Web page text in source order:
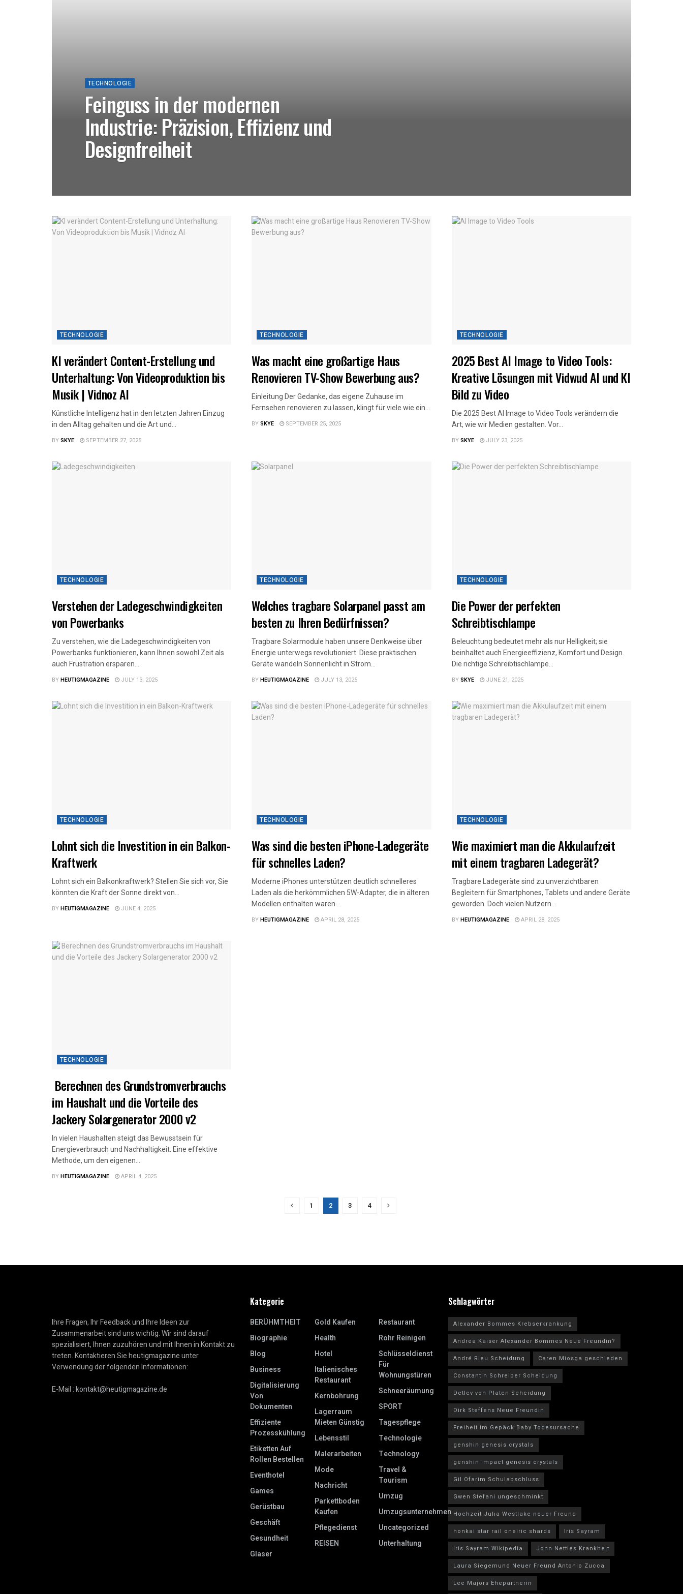
TECHNOLOGIE
Feinguss in der modernen
Industrie: Präzision, Effizienz und
Designfreiheit
TECHNOLOGIE
KI verändert Content-Erstellung und
Unterhaltung: Von Videoproduktion bis
Musik | Vidnoz AI
Künstliche Intelligenz hat in den letzten Jahren Einzug
in den Alltag gehalten und die Art und...
BYSKYE SEPTEMBER 27, 2025
TECHNOLOGIE
Was macht eine großartige Haus
Renovieren TV-Show Bewerbung aus?
Einleitung Der Gedanke, das eigene Zuhause im
Fernsehen renovieren zu lassen, klingt für viele wie ein...
BYSKYE SEPTEMBER 25, 2025
TECHNOLOGIE
2025 Best AI Image to Video Tools:
Kreative Lösungen mit Vidwud AI und KI
Bild zu Video
Die 2025 Best AI Image to Video Tools verändern die
Art, wie wir Medien gestalten. Vor...
BYSKYE JULY 23, 2025
TECHNOLOGIE
Verstehen der Ladegeschwindigkeiten
von Powerbanks
Zu verstehen, wie die Ladegeschwindigkeiten von
Powerbanks funktionieren, kann Ihnen sowohl Zeit als
auch Frustration ersparen....
BYHEUTIGMAGAZINE JULY 13, 2025
TECHNOLOGIE
Welches tragbare Solarpanel passt am
besten zu Ihren Bedürfnissen?
Tragbare Solarmodule haben unsere Denkweise über
Energie unterwegs revolutioniert. Diese praktischen
Geräte wandeln Sonnenlicht in Strom...
BYHEUTIGMAGAZINE JULY 13, 2025
TECHNOLOGIE
Die Power der perfekten
Schreibtischlampe
Beleuchtung bedeutet mehr als nur Helligkeit; sie
beinhaltet auch Energieeffizienz, Komfort und Design.
Die richtige Schreibtischlampe...
BYSKYE JUNE 21, 2025
TECHNOLOGIE
Lohnt sich die Investition in ein Balkon-
Kraftwerk
Lohnt sich ein Balkonkraftwerk? Stellen Sie sich vor, Sie
könnten die Kraft der Sonne direkt von...
BYHEUTIGMAGAZINE JUNE 4, 2025
TECHNOLOGIE
Was sind die besten iPhone-Ladegeräte
für schnelles Laden?
Moderne iPhones unterstützen deutlich schnelleres
Laden als die herkömmlichen 5W-Adapter, die in älteren
Modellen enthalten waren....
BYHEUTIGMAGAZINE APRIL 28, 2025
TECHNOLOGIE
Wie maximiert man die Akkulaufzeit
mit einem tragbaren Ladegerät?
Tragbare Ladegeräte sind zu unverzichtbaren
Begleitern für Smartphones, Tablets und andere Geräte
geworden. Doch vielen Nutzern...
BYHEUTIGMAGAZINE APRIL 28, 2025
TECHNOLOGIE
Berechnen des Grundstromverbrauchs
im Haushalt und die Vorteile des
Jackery Solargenerator 2000 v2
In vielen Haushalten steigt das Bewusstsein für
Energieverbrauch und Nachhaltigkeit. Eine effektive
Methode, um den eigenen...
BYHEUTIGMAGAZINE APRIL 4, 2025
1 2 3 4
Ihre Fragen, Ihr Feedback und Ihre Ideen zur
Zusammenarbeit sind uns wichtig. Wir sind darauf
spezialisiert, Ihnen zuzuhören und mit Ihnen in Kontakt zu
treten. Kontaktieren Sie heutigmagazine unter
Verwendung der folgenden Informationen:
E-Mail :kontakt@heutigmagazine.de
Kategorie
BERÜHMTHEIT
Biographie
Blog
Business
Digitalisierung
Von
Dokumenten
Effiziente
Prozesskühlung
Etiketten Auf
Rollen Bestellen
Eventhotel
Games
Gerüstbau
Geschäft
Gesundheit
Glaser
Gold Kaufen
Health
Hotel
Italienisches
Restaurant
Kernbohrung
Lagerraum
Mieten Günstig
Lebensstil
Malerarbeiten
Mode
Nachricht
Parkettboden
Kaufen
Pflegedienst
REISEN
Restaurant
Rohr Reinigen
Schlüsseldienst
Für
Wohnungstüren
Schneeräumung
SPORT
Tagespflege
Technologie
Technology
Travel &
Tourism
Umzug
Umzugsunternehmen
Uncategorized
Unterhaltung
Schlagwörter
Alexander Bommes Krebserkrankung
Andrea Kaiser Alexander Bommes Neue Freundin?
André Rieu Scheidung
Caren Miosga geschieden
Constantin Schreiber Scheidung
Detlev von Platen Scheidung
Dirk Steffens Neue Freundin
Freiheit im Gepäck Baby Todesursache
genshin genesis crystals
genshin impact genesis crystals
Gil Ofarim Schulabschluss
Gwen Stefani ungeschminkt
Hochzeit Julia Westlake neuer Freund
honkai star rail oneiric shards
Iris Sayram
Iris Sayram Wikipedia
John Nettles Krankheit
Laura Siegemund Neuer Freund Antonio Zucca
Lee Majors Ehepartnerin